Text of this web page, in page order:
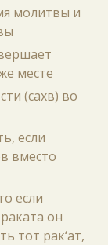
молитвы и
месте
(сахв) во
если
вместо
если
он
тот рак‘ат,